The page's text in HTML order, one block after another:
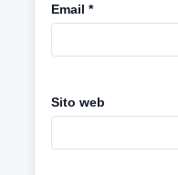
Email *
Sito web